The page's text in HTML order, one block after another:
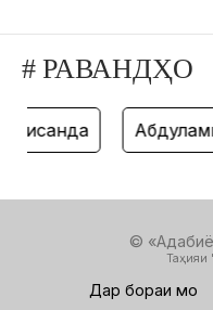
# РАВАНДҲО
©
Таҳияи
Дар бораи мо